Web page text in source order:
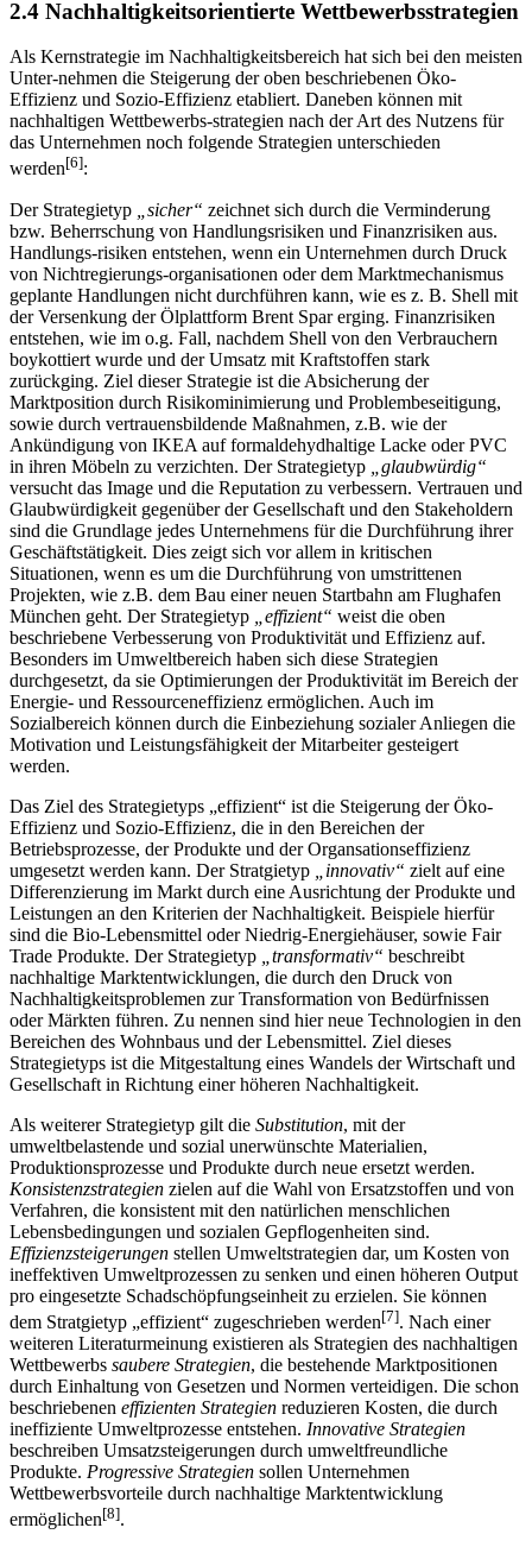
2.4 Nachhaltigkeitsorientierte Wettbewerbsstrategien
Als Kernstrategie im Nachhaltigkeitsbereich hat sich bei den meisten
Unter-nehmen die Steigerung der oben beschriebenen Öko-
Effizienz und Sozio-Effizienz etabliert. Daneben können mit
nachhaltigen Wettbewerbs-strategien nach der Art des Nutzens für
das Unternehmen noch folgende Strategien unterschieden
werden[6]:
Der Strategietyp
„sicher“ zeichnet sich durch die Verminderung
bzw. Beherrschung von Handlungsrisiken und Finanzrisiken aus.
Handlungs-risiken entstehen, wenn ein Unternehmen durch Druck
von Nichtregierungs-organisationen oder dem Marktmechanismus
geplante Handlungen nicht durchführen kann, wie es z. B. Shell mit
der Versenkung der Ölplattform Brent Spar erging. Finanzrisiken
entstehen, wie im o.g. Fall, nachdem Shell von den Verbrauchern
boykottiert wurde und der Umsatz mit Kraftstoffen stark
zurückging. Ziel dieser Strategie ist die Absicherung der
Marktposition durch Risikominimierung und Problembeseitigung,
sowie durch vertrauensbildende Maßnahmen, z.B. wie der
Ankündigung von IKEA auf formaldehydhaltige Lacke oder PVC
in ihren Möbeln zu verzichten. Der Strategietyp
„glaubwürdig“
versucht das Image und die Reputation zu verbessern. Vertrauen und
Glaubwürdigkeit gegenüber der Gesellschaft und den Stakeholdern
sind die Grundlage jedes Unternehmens für die Durchführung ihrer
Geschäftstätigkeit. Dies zeigt sich vor allem in kritischen
Situationen, wenn es um die Durchführung von umstrittenen
Projekten, wie z.B. dem Bau einer neuen Startbahn am Flughafen
München geht. Der Strategietyp
„effizient“ weist die oben
beschriebene Verbesserung von Produktivität und Effizienz auf.
Besonders im Umweltbereich haben sich diese Strategien
durchgesetzt, da sie Optimierungen der Produktivität im Bereich der
Energie- und Ressourceneffizienz ermöglichen. Auch im
Sozialbereich können durch die Einbeziehung sozialer Anliegen die
Motivation und Leistungsfähigkeit der Mitarbeiter gesteigert
werden.
Das Ziel des Strategietyps „effizient“ ist die Steigerung der Öko-
Effizienz und Sozio-Effizienz, die in den Bereichen der
Betriebsprozesse, der Produkte und der Organsationseffizienz
umgesetzt werden kann. Der Stratgietyp
„innovativ“ zielt auf eine
Differenzierung im Markt durch eine Ausrichtung der Produkte und
Leistungen an den Kriterien der Nachhaltigkeit. Beispiele hierfür
sind die Bio-Lebensmittel oder Niedrig-Energiehäuser, sowie Fair
Trade Produkte. Der Strategietyp
„transformativ“ beschreibt
nachhaltige Marktentwicklungen, die durch den Druck von
Nachhaltigkeitsproblemen zur Transformation von Bedürfnissen
oder Märkten führen. Zu nennen sind hier neue Technologien in den
Bereichen des Wohnbaus und der Lebensmittel. Ziel dieses
Strategietyps ist die Mitgestaltung eines Wandels der Wirtschaft und
Gesellschaft in Richtung einer höheren Nachhaltigkeit.
Als weiterer Strategietyp gilt die Substitution, mit der
umweltbelastende und sozial unerwünschte Materialien,
Produktionsprozesse und Produkte durch neue ersetzt werden.
Konsistenzstrategien zielen auf die Wahl von Ersatzstoffen und von
Verfahren, die konsistent mit den natürlichen menschlichen
Lebensbedingungen und sozialen Gepflogenheiten sind.
Effizienzsteigerungen stellen Umweltstrategien dar, um Kosten von
ineffektiven Umweltprozessen zu senken und einen höheren Output
pro eingesetzte Schadschöpfungseinheit zu erzielen. Sie können
dem Stratgietyp „effizient“ zugeschrieben werden[7]. Nach einer
weiteren Literaturmeinung existieren als Strategien des nachhaltigen
Wettbewerbs saubere Strategien, die bestehende Marktpositionen
durch Einhaltung von Gesetzen und Normen verteidigen. Die schon
beschriebenen effizienten Strategien reduzieren Kosten, die durch
ineffiziente Umweltprozesse entstehen. Innovative Strategien
beschreiben Umsatzsteigerungen durch umweltfreundliche
Produkte. Progressive Strategien sollen Unternehmen
Wettbewerbsvorteile durch nachhaltige Marktentwicklung
ermöglichen[8].